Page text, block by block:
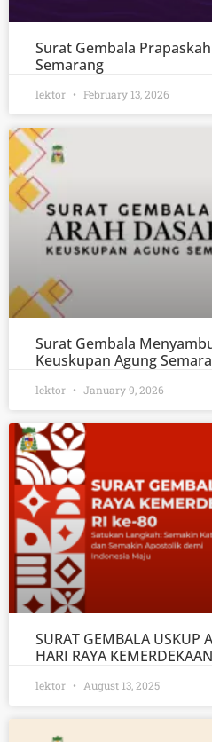
Surat Gembala
Semarang
lektor February 13, 2026
Surat Gembala
Keuskupan Agung
lektor January 9, 2026
SURAT GEMBALA USKUP
HARI RAYA
lektor August 13, 2025